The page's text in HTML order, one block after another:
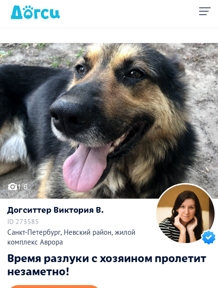
1/6
Догситтер Виктория В.
ID 273585
Санкт-Петербург, Невский район, жилой
комплекс Аврора
Время разлуки с хозяином пролетит
незаметно!